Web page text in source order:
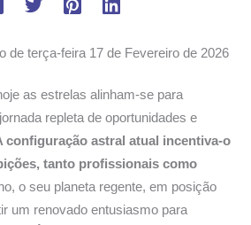
de terça-feira 17 de Fevereiro de 2026
as estrelas alinham-se para
repleta de oportunidades e
configuração astral atual incentiva-o
tanto profissionais como
o seu planeta regente, em posição
um renovado entusiasmo para